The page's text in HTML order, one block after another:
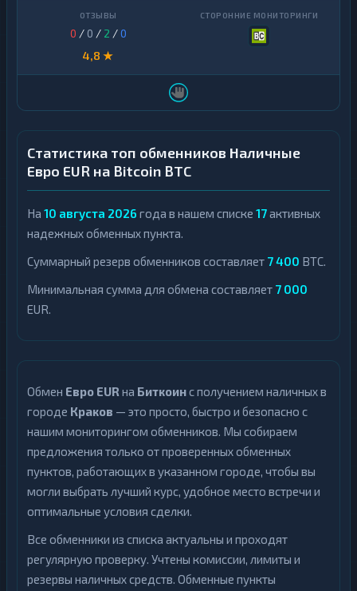
0 / 0 / 2 /0
4,8 ★
Статистика топ обменников Наличные
Евро EUR на Bitcoin BTC
На 10 августа 2026 года в нашем списке 17активных
надежных обменных пункта.
Суммарный резерв обменников составляет 7 400 BTC.
Минимальная сумма для обмена составляет 7 000
EUR.
Обмен Евро EUR на Биткоинс получением наличных в
городе Краков — это просто, быстро и безопасно с
нашим мониторингом обменников. Мы собираем
предложения только от проверенных обменных
пунктов, работающих в указанном городе, чтобы вы
могли выбрать лучший курс, удобное место встречи и
оптимальные условия сделки.
Все обменники из списка актуальны и проходят
регулярную проверку. Учтены комиссии, лимиты и
резервы наличных средств. Обменные пункты